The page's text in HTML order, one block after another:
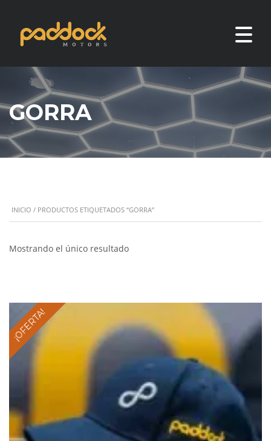
GORRA
INICIO / PRODUCTOS ETIQUETADOS “GORRA”
Mostrando el único resultado
¡OFERTA!